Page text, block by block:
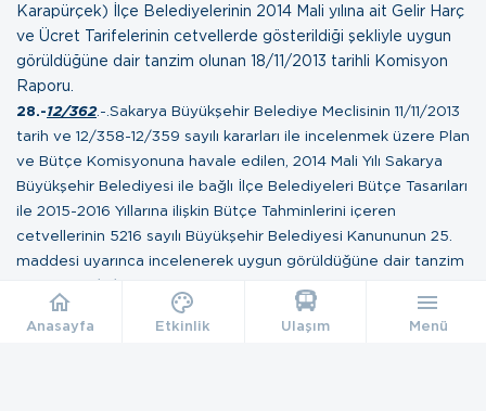
Karapürçek) İlçe Belediyelerinin 2014 Mali yılına ait Gelir Harç
ve Ücret Tarifelerinin cetvellerde gösterildiği şekliyle uygun
görüldüğüne dair tanzim olunan 18/11/2013 tarihli Komisyon
Raporu
28.-12/362.-. Sakarya Büyükşehir Belediye Meclisinin 11/11/2013
tarih ve 12/358-12/359 sayılı kararları ile incelenmek üzere Plan
ve Bütçe Komisyonuna havale edilen, 2014 Mali Yılı Sakarya
Büyükşehir Belediyesi ile bağlı İlçe Belediyeleri Bütçe Tasarıları
ile 2015-2016 Yıllarına ilişkin Bütçe Tahminlerini içeren
cetvellerinin 5216 sayılı Büyükşehir Belediyesi Kanununun 25.
maddesi uyarınca incelenerek uygun görüldüğüne dair tanzim
20/11/2013 tarihli Komisyon raporu
Anasayfa Etkinlik Ulaşım Menü